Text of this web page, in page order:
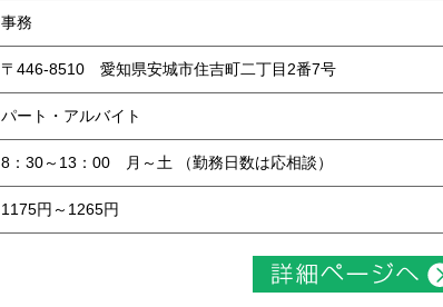
事務
〒446-8510 愛知県安城市住吉町二丁目2番7号
パート・アルバイト
8：30～13：00 月～土 （勤務日数は応相談）
1175円～1265円